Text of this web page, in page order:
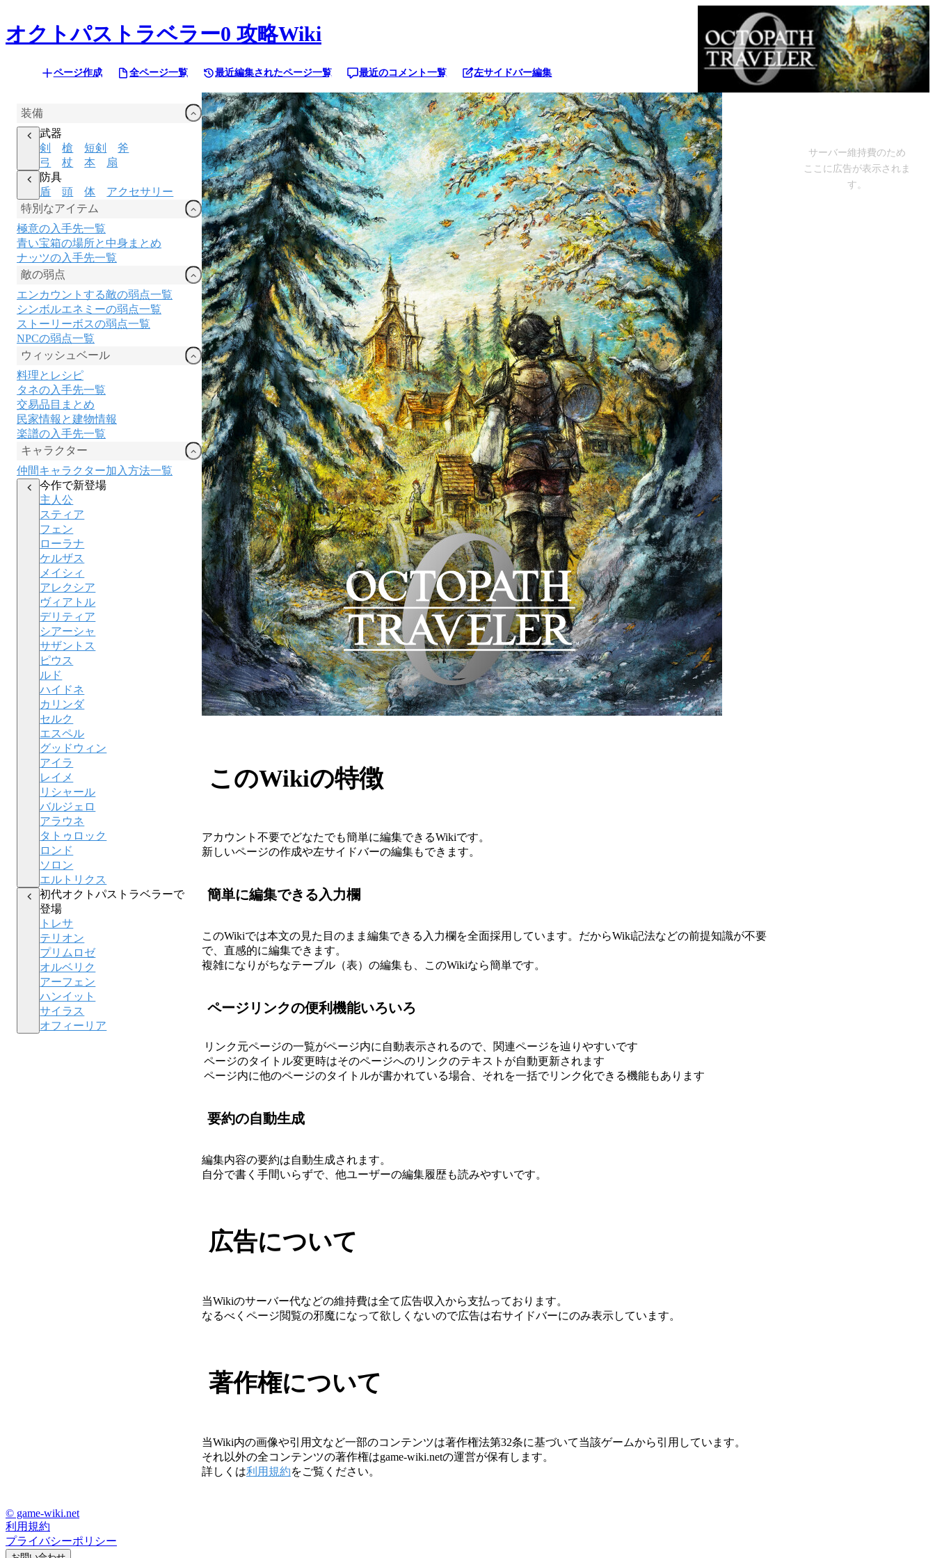
オクトパストラベラー0 攻略Wiki
ページ作成 全ページ一覧 最近編集されたページ一覧 最近のコメント一覧 左サイドバー編集
装備
武器
剣
槍 短剣
斧
弓
杖 本
扇
防具
盾
頭 体
アクセサリー
特別なアイテム
極意の入手先一覧
青い宝箱の場所と中身まとめ
ナッツの入手先一覧
敵の弱点
エンカウントする敵の弱点一覧
シンボルエネミーの弱点一覧
ストーリーボスの弱点一覧
NPCの弱点一覧
ウィッシュベール
料理とレシピ
タネの入手先一覧
交易品目まとめ
民家情報と建物情報
楽譜の入手先一覧
キャラクター
仲間キャラクター加入方法一覧
今作で新登場
主人公
スティア
フェン
ローラナ
ケルザス
メイシィ
アレクシア
ヴィアトル
デリティア
シアーシャ
サザントス
ピウス
ルド
ハイドネ
カリンダ
セルク
エスペル
グッドウィン
アイラ
レイメ
リシャール
バルジェロ
アラウネ
タトゥロック
ロンド
ソロン
エルトリクス
初代オクトパストラベラーで
登場
トレサ
テリオン
プリムロゼ
オルベリク
アーフェン
ハンイット
サイラス
オフィーリア
このWikiの特徴
アカウント不要でどなたでも簡単に編集できるWikiです。
新しいページの作成や左サイドバーの編集もできます。
簡単に編集できる入力欄
このWikiでは本文の見た目のまま編集できる入力欄を全面採用しています。だからWiki記法などの前提知識が不要
で、直感的に編集できます。
複雑になりがちなテーブル（表）の編集も、このWikiなら簡単です。
ページリンクの便利機能いろいろ
リンク元ページの一覧がページ内に自動表示されるので、関連ページを辿りやすいです
ページのタイトル変更時はそのページへのリンクのテキストが自動更新されます
ページ内に他のページのタイトルが書かれている場合、それを一括でリンク化できる機能もあります
要約の自動生成
編集内容の要約は自動生成されます。
自分で書く手間いらずで、他ユーザーの編集履歴も読みやすいです。
広告について
当Wikiのサーバー代などの維持費は全て広告収入から支払っております。
なるべくページ閲覧の邪魔になって欲しくないので広告は右サイドバーにのみ表示しています。
著作権について
当Wiki内の画像や引用文など一部のコンテンツは著作権法第32条に基づいて当該ゲームから引用しています。
それ以外の全コンテンツの著作権はgame-wiki.netの運営が保有します。
詳しくは利用規約をご覧ください。
サーバー維持費のため
ここに広告が表示されま
す。
© game-wiki.net
利用規約
プライバシーポリシー